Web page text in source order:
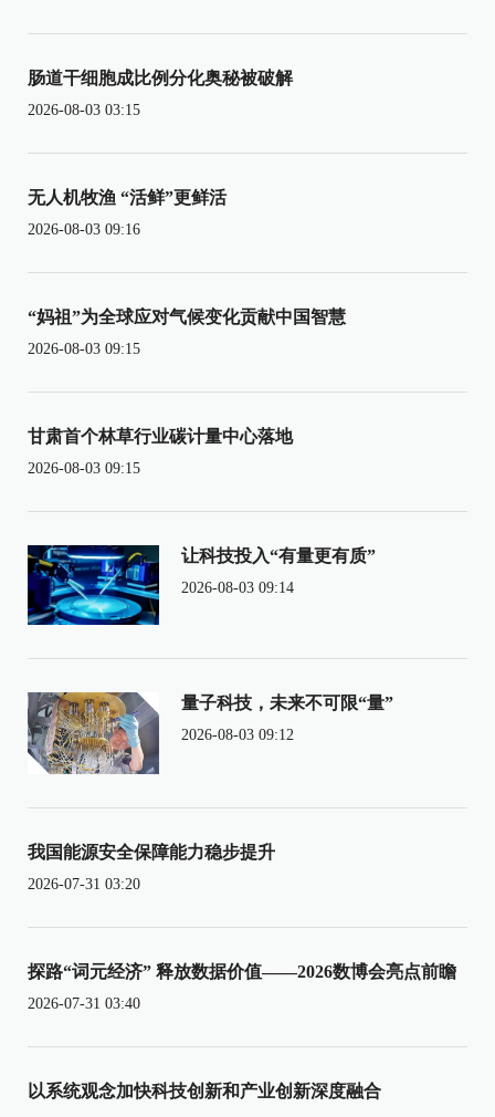
肠道干细胞成比例分化奥秘被破解
2026-08-03 03:15
无人机牧渔 “活鲜”更鲜活
2026-08-03 09:16
“妈祖”为全球应对气候变化贡献中国智慧
2026-08-03 09:15
甘肃首个林草行业碳计量中心落地
2026-08-03 09:15
让科技投入“有量更有质”
2026-08-03 09:14
量子科技，未来不可限“量”
2026-08-03 09:12
我国能源安全保障能力稳步提升
2026-07-31 03:20
探路“词元经济” 释放数据价值——2026数博会亮点前瞻
2026-07-31 03:40
以系统观念加快科技创新和产业创新深度融合